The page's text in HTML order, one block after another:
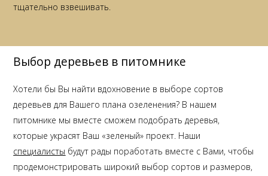
тщательно взвешивать.
Выбор деревьев в питомнике
Хотели бы Вы найти вдохновение в выборе сортов
деревьев для Вашего плана озеленения? В нашем
питомнике мы вместе сможем подобрать деревья,
которые украсят Ваш «зеленый» проект. Наши
специалисты будут рады поработать вместе с Вами, чтобы
продемонстрировать широкий выбор сортов и размеров,